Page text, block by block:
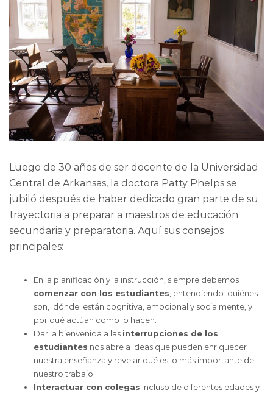
Luego de 30 años de ser docente de la Universidad
Central de Arkansas, la doctora Patty Phelps se
jubiló después de haber dedicado gran parte de su
trayectoria a preparar a maestros de educación
secundaria y preparatoria. Aquí sus consejos
principales:
En la planificación y la instrucción, siempre debemos
comenzar con los estudiantes , entendiendo quiénes
son, dónde están cognitiva, emocional y socialmente, y
por qué actúan como lo hacen.
Dar la bienvenida a las interrupciones de los
estudiantes nos abre a ideas que pueden enriquecer
nuestra enseñanza y revelar qué es lo más importante de
nuestro trabajo.
Interactuar con colegas incluso de diferentes edades y